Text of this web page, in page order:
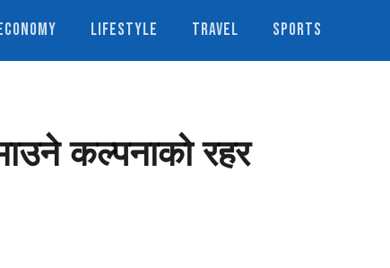
LIFESTYLE TRAVEL SPORTS
कल्पनाको रहर